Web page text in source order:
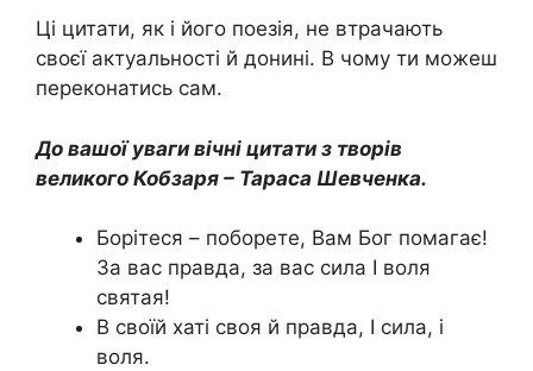
Ці цитати, як і його поезія, не втрачають
своєї актуальності й донині. В чому ти можеш
переконатись сам.
До вашої уваги вічні цитати з творів
великого Кобзаря – Тараса Шевченка.
Борітеся – поборете, Вам Бог помагає!
За вас правда, за вас сила І воля
святая!
В своїй хаті своя й правда, І сила, і
воля.